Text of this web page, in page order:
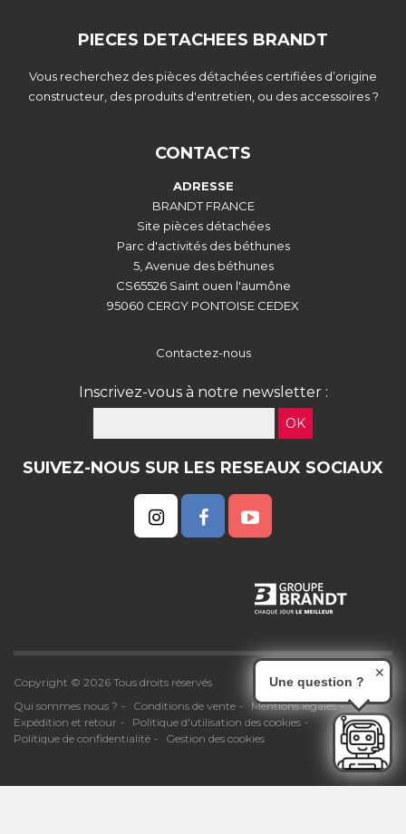
PIECES DETACHEES BRANDT
Vous recherchez des pièces détachées certifiées d’origine
constructeur, des produits d'entretien, ou des accessoires ?
CONTACTS
ADRESSE
BRANDT FRANCE
Site pièces détachées
Parc d'activités des béthunes
5, Avenue des béthunes
CS65526 Saint ouen l'aumône
95060 CERGY PONTOISE CEDEX
Contactez-nous
Inscrivez-vous à notre newsletter :
OK
SUIVEZ-NOUS SUR LES RESEAUX SOCIAUX
Copyright © 2026 Tous droits réservés
Qui sommes nous ?
Conditions de vente
Mentions légales
Expédition et retour
Politique d'utilisation des cookies
Politique de confidentialité
Gestion des cookies
Une question ?
✕